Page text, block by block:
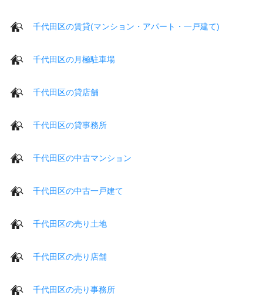
千代田区の賃貸(マンション・アパート・一戸建て)
千代田区の月極駐車場
千代田区の貸店舗
千代田区の貸事務所
千代田区の中古マンション
千代田区の中古一戸建て
千代田区の売り土地
千代田区の売り店舗
千代田区の売り事務所